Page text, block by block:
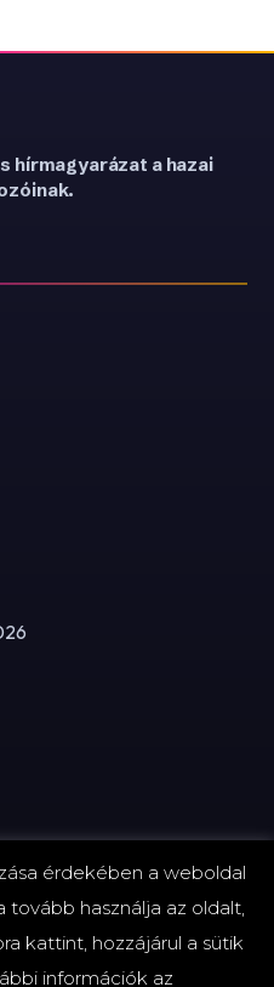
hírmagyarázat a hazai
érdekében a weboldal
tovább használja az oldalt,
kattint, hozzájárul a sütik
információk az